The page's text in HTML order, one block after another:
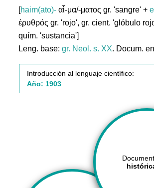
[haim(ato)- αἷ-μα/-ματος gr. 'sangre' +
ἐρυθρός gr. 'rojo', gr. cient. 'glóbulo
quím. 'sustancia']
Leng. base:gr. Neol. s. XX. Docum.
Introducción al lenguaje científico:
Año: 1903